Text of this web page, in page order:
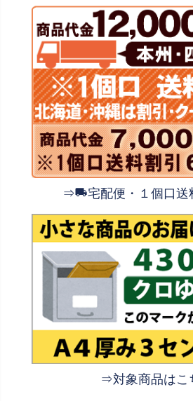
⇒ 宅配便・１個口送
⇒対象商品はこ